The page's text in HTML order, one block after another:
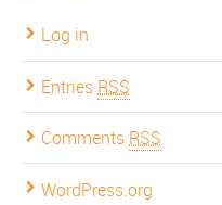
Log in
Entries RSS
Comments RSS
WordPress.org